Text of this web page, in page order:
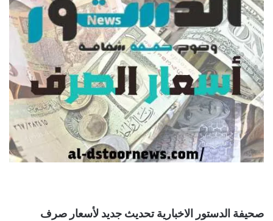
صحيفة الدستور الاخبارية تحديث جديد لأسعار صرف